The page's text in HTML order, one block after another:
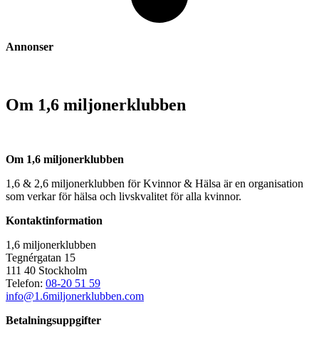
Annonser
Om 1,6 miljonerklubben
Om 1,6 miljonerklubben
1,6 & 2,6 miljonerklubben för Kvinnor & Hälsa är en organisation
som verkar för hälsa och livskvalitet för alla kvinnor.
Kontaktinformation
1,6 miljonerklubben
Tegnérgatan 15
111 40 Stockholm
Telefon: 08-20 51 59
info@1.6miljonerklubben.com
Betalningsuppgifter